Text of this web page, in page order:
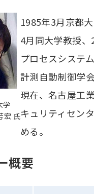
学
宏 氏
1985年3月京都
4月同大学教授、
プロセスシステ
計測自動制御学
現在、名古屋工
キュリティセン
める。
概要